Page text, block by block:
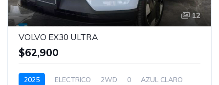
12
VOLVO EX30 ULTRA
$62,900
2025 ELECTRICO 2WD 0 AZUL CLARO